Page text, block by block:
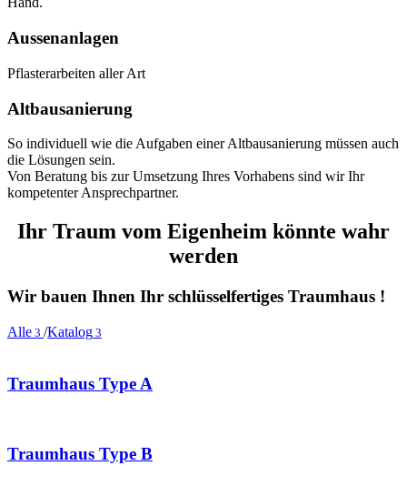
Aussenanlagen
Pflasterarbeiten aller Art
Altbausanierung
So individuell wie die Aufgaben einer Altbausanierung müssen auch
die Lösungen sein.
Von Beratung bis zur Umsetzung Ihres Vorhabens sind wir Ihr
kompetenter Ansprechpartner.
Ihr Traum vom Eigenheim könnte wahr
werden
Wir bauen Ihnen Ihr schlüsselfertiges Traumhaus !
Alle 3 /Katalog 3
Traumhaus Type A
Traumhaus Type B